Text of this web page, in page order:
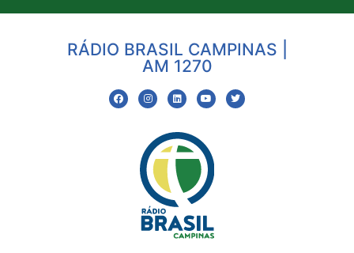
RÁDIO BRASIL CAMPINAS |
AM 1270